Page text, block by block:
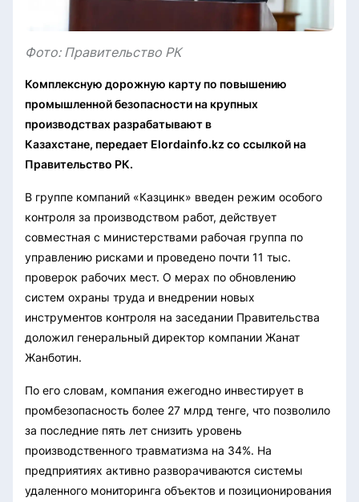
Фото: Правительство РК
Комплексную дорожную карту по повышению
промышленной безопасности на крупных
производствах разрабатывают в
Казахстане, передает Elordainfo.kz со ссылкой на
Правительство РК.
В группе компаний «Казцинк» введен режим особого
контроля за производством работ, действует
совместная с министерствами рабочая группа по
управлению рисками и проведено почти 11 тыс.
проверок рабочих мест. О мерах по обновлению
систем охраны труда и внедрении новых
инструментов контроля на заседании Правительства
доложил генеральный директор компании Жанат
Жанботин.
По его словам, компания ежегодно инвестирует в
промбезопасность более 27 млрд тенге, что позволило
за последние пять лет снизить уровень
производственного травматизма на 34%. На
предприятиях активно разворачиваются системы
удаленного мониторинга объектов и позиционирования